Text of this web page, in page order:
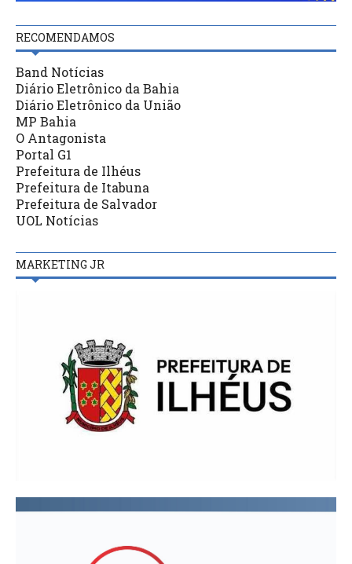
RECOMENDAMOS
Band Notícias
Diário Eletrônico da Bahia
Diário Eletrônico da União
MP Bahia
O Antagonista
Portal G1
Prefeitura de Ilhéus
Prefeitura de Itabuna
Prefeitura de Salvador
UOL Notícias
MARKETING JR